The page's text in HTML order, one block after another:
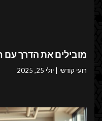
מובילים את הדרך עם
רועי קודשי יולי 25, 2025